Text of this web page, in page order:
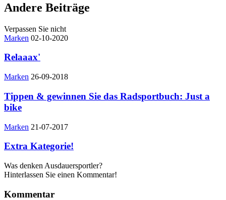
Andere Beiträge
Verpassen Sie nicht
Marken 02-10-2020
Relaaax'
Marken 26-09-2018
Tippen & gewinnen Sie das Radsportbuch: Just a
bike
Marken 21-07-2017
Extra Kategorie!
Was denken Ausdauersportler?
Hinterlassen Sie einen Kommentar!
Kommentar